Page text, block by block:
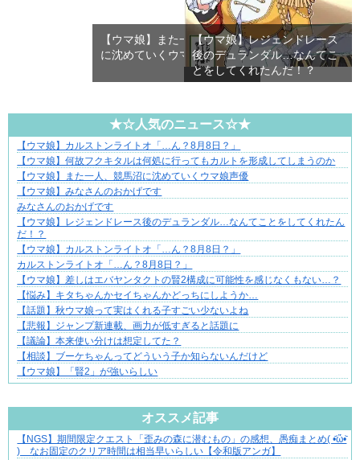
【ウマ娘】また一人、競馬沼
に沈めていくウマ娘声優
【ウマ娘】レジェンドレース
後のデュランダル…なんてこ
とをしてくれたんだ！？
★☆人気のニュース☆★
1420gの娘がくれた“生きる力”。
【ウマ娘】カルストンライトオ「…ん？8月8日？」
【ウマ娘】何故フクキタルは何処に行ってもカルトを形成してしまうのか
【ウマ娘】また一人、競馬沼に沈めていくウマ娘声優
【ウマ娘】みなさんのおかげです
みなさんのおかげです
【ウマ娘】レジェンドレース後のデュランダル…なんてことをしてくれたん
だ！？
【ウマ娘】カルストンライトオ「…ん？8月8日？」
カルストンライトオ「…ん？8月8日？」
【ウマ娘】差しはエバヤンタクトの賢2構成に可能性を感じなくもない…？
【悩み】キタちゃんかセイちゃんかどっちにしようか…
【話題】秋ウマ娘って実はくれる子すごい少ないよね
【悲報】ジャンプ新連載、画力が低すぎると話題に
【議論】本来使い分けは想定してた？
【相談】ブーケちゃんってどういう子か知らないんだけど
【ウマ娘】「賢2」が強いらしい
オススメ記事
ぜんぶ私が中心、そう思った瞬間から歪み出す
【NGS】期間限定クエスト「歪みの森に潜むもの」の感想、愚痴まとめ( •᷄ὤ•᷅
) なお固定のクリア時間は相当早いらしい【令和版アンガ】